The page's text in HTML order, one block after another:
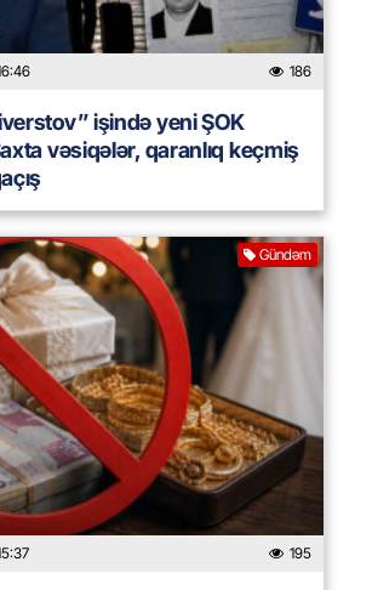
186
işində yeni ŞOK
vəsiqələr, qaranlıq keçmiş
Gündəm
195